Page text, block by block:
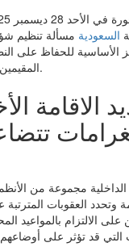
السعودية مسألة تنظيم
الأساسية للحفاظ على
المقيمين والوافدين على أراضيها.
الاقامة
مجموعة من
وتحدد العقوبات
الالتزام بالمواعيد